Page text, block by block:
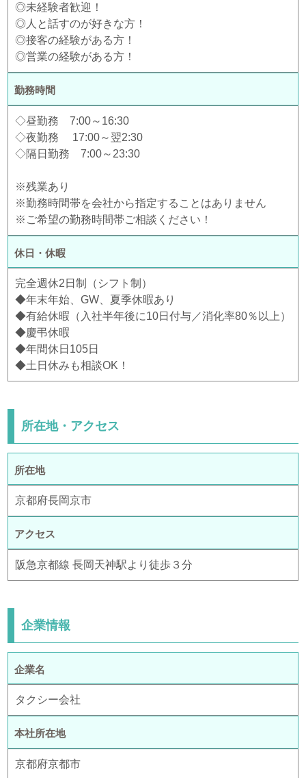
◎未経験者歓迎！
◎人と話すのが好きな方！
◎接客の経験がある方！
◎営業の経験がある方！
勤務時間
◇昼勤務 7:00～16:30
◇夜勤務 17:00～翌2:30
◇隔日勤務 7:00～23:30
※残業あり
※勤務時間帯を会社から指定することはありません
※ご希望の勤務時間帯ご相談ください！
休日・休暇
完全週休2日制（シフト制）
◆年末年始、GW、夏季休暇あり
◆有給休暇（入社半年後に10日付与／消化率80％以上）
◆慶弔休暇
◆年間休日105日
◆土日休みも相談OK！
所在地・アクセス
所在地
京都府長岡京市
アクセス
阪急京都線 長岡天神駅より徒歩３分
企業情報
企業名
タクシー会社
本社所在地
京都府京都市